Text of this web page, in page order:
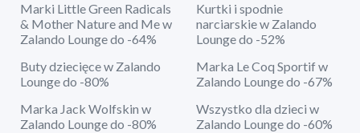
Marki Little Green Radicals
& Mother Nature and Me w
Zalando Lounge do -64%
Kurtki i spodnie
narciarskie w Zalando
Lounge do -52%
Buty dziecięce w Zalando
Lounge do -80%
Marka Le Coq Sportif w
Zalando Lounge do -67%
Marka Jack Wolfskin w
Zalando Lounge do -80%
Wszystko dla dzieci w
Zalando Lounge do -60%